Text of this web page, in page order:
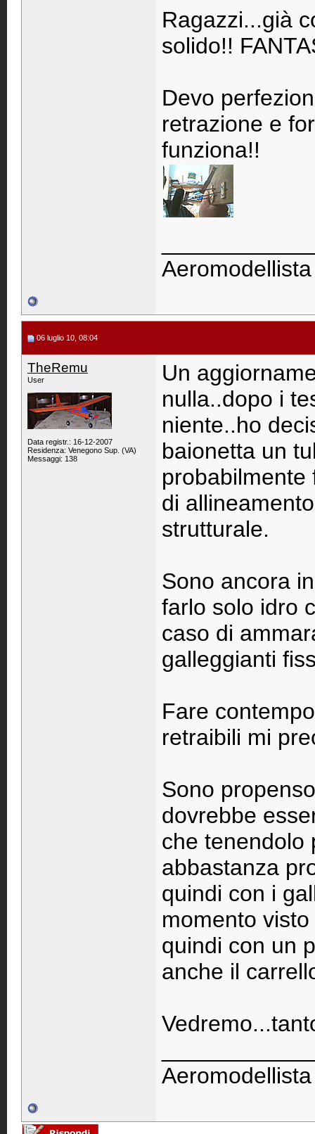
Ragazzi...già
solido!!
Devo
retrazione e
funziona!!
06 luglio 10, 08:04
TheRemu
User
Data registr.: 16-12-2007
Residenza: Venegono Sup. (VA)
Messaggi: 138
Un
nulla..dopo i
niente..ho
baionetta un
probabilmente
di
strutturale.
Sono ancora
farlo solo idro
caso di
galleggianti
Fare
retraibili mi
Sono
dovrebbe
che tenendolo
abbastanza
quindi con i
momento
quindi con un
anche il